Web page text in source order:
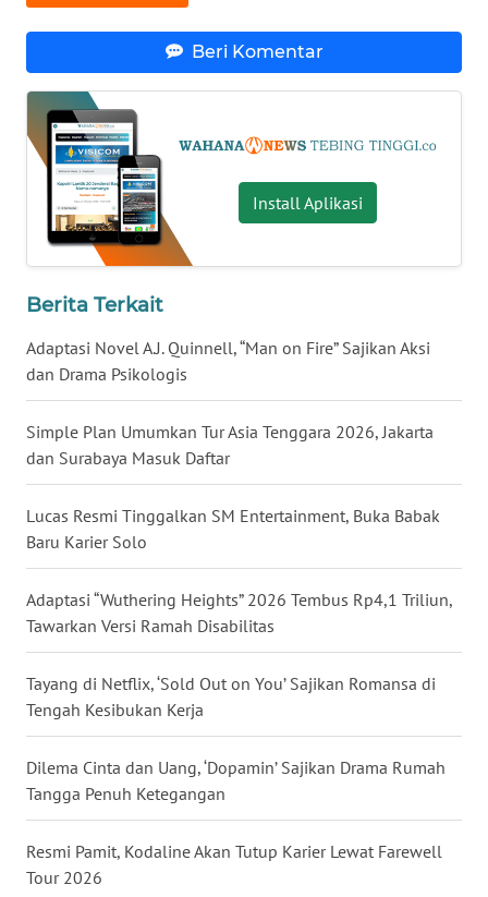
Beri Komentar
Install Aplikasi
Berita Terkait
Adaptasi Novel A.J. Quinnell, “Man on Fire” Sajikan Aksi
dan Drama Psikologis
Simple Plan Umumkan Tur Asia Tenggara 2026, Jakarta
dan Surabaya Masuk Daftar
Lucas Resmi Tinggalkan SM Entertainment, Buka Babak
Baru Karier Solo
Adaptasi “Wuthering Heights” 2026 Tembus Rp4,1 Triliun,
Tawarkan Versi Ramah Disabilitas
Tayang di Netflix, ‘Sold Out on You’ Sajikan Romansa di
Tengah Kesibukan Kerja
Dilema Cinta dan Uang, ‘Dopamin’ Sajikan Drama Rumah
Tangga Penuh Ketegangan
Resmi Pamit, Kodaline Akan Tutup Karier Lewat Farewell
Tour 2026
NUSANTARA
JOGJA
WN
JATIM
WN
BALI
WN
WN
KALTARA
WN
KALSEL
WN
KALTIM
WN
SULSEL
WN
WN